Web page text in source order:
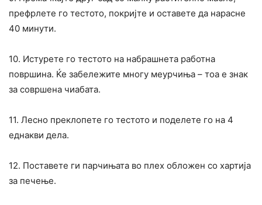
префрлете го тестото, покријте и оставете да нарасне
40 минути.
10. Истурете го тестото на набрашнета работна
површина. Ќе забележите многу меурчиња – тоа е знак
за совршена чиабата.
11. Лесно преклопете го тестото и поделете го на 4
еднакви дела.
12. Поставете ги парчињата во плех обложен со хартија
за печење.